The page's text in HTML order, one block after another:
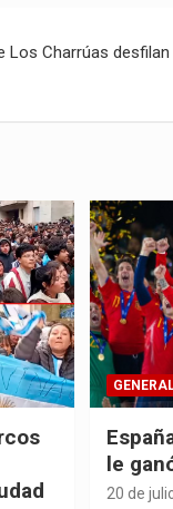
Los Charrúas desfilan
le
20 de